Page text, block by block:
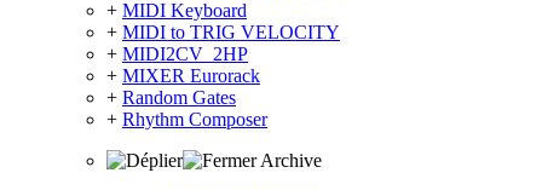
+ MIDI Keyboard
+ MIDI to TRIG VELOCITY
+ MIDI2CV_2HP
+ MIXER Eurorack
+ Random Gates
+ Rhythm Composer
Archive